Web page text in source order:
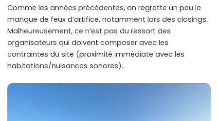
Comme les années précédentes, on regrette un peu le
manque de feux d’artifice, notamment lors des closings.
Malheureusement, ce n’est pas du ressort des
organisateurs qui doivent composer avec les
contraintes du site (proximité immédiate avec les
habitations/nuisances sonores).